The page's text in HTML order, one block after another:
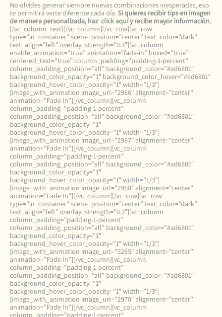
No olvides generar siempre nuevas combinaciones inesperadas, eso
te permitirá verte diferente cada día.Si quieres recibir tips en imagen
de manera personalizada, haz click aquíy recibe mayor información.
[/vc_column_text][/vc_column][/vc_row][vc_row
type=”in_container” scene_position=”center” text_color=”dark”
text_align=”left” overlay_strength=”0.3″][vc_column
enable_animation=”true” animation=”fade-in” boxed=”true”
centered_text=”true” column_padding=”padding-1-percent”
column_padding_position=”all” background_color=”#ad6801″
background_color_opacity=”1″ background_color_hover=”#ad6801″
background_hover_color_opacity=”1″ width=”1/3″]
[image_with_animation image_url=”2966″ alignment=”center”
animation=”Fade In”][/vc_column][vc_column
column_padding=”padding-1-percent”
column_padding_position=”all” background_color=”#ad6801″
background_color_opacity=”1″
background_hover_color_opacity=”1″ width=”1/3″]
[image_with_animation image_url=”2967″ alignment=”center”
animation=”Fade In”][/vc_column][vc_column
column_padding=”padding-1-percent”
column_padding_position=”all” background_color=”#ad6801″
background_color_opacity=”1″
background_hover_color_opacity=”1″ width=”1/3″]
[image_with_animation image_url=”2968″ alignment=”center”
animation=”Fade In”][/vc_column][/vc_row][vc_row
type=”in_container” scene_position=”center” text_color=”dark”
text_align=”left” overlay_strength=”0.3″][vc_column
column_padding=”padding-1-percent”
column_padding_position=”all” background_color=”#ad6801″
background_color_opacity=”1″
background_hover_color_opacity=”1″ width=”1/3″]
[image_with_animation image_url=”3265″ alignment=”center”
animation=”Fade In”][/vc_column][vc_column
column_padding=”padding-1-percent”
column_padding_position=”all” background_color=”#ad6801″
background_color_opacity=”1″
background_hover_color_opacity=”1″ width=”1/3″]
[image_with_animation image_url=”2970″ alignment=”center”
animation=”Fade In”][/vc_column][vc_column
column_padding=”padding-1-percent”